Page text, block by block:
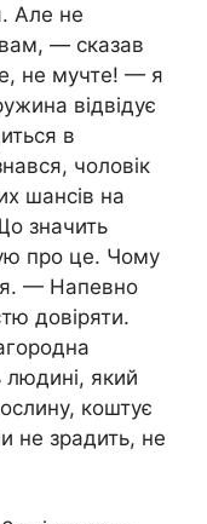
Але не
— сказав
не мучте! — я
відвідує
в
чоловік
шансів на
значить
про це. Чому
я. — Напевно
довіряти.
людині, який
коштує
не зрадить, не